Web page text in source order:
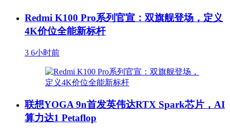
Redmi K100 Pro系列官宣：双旗舰登场，定义
4K价位全能新标杆
3 6小时前
联想YOGA 9n首发英伟达RTX Spark芯片，AI
算力达1 Petaflop